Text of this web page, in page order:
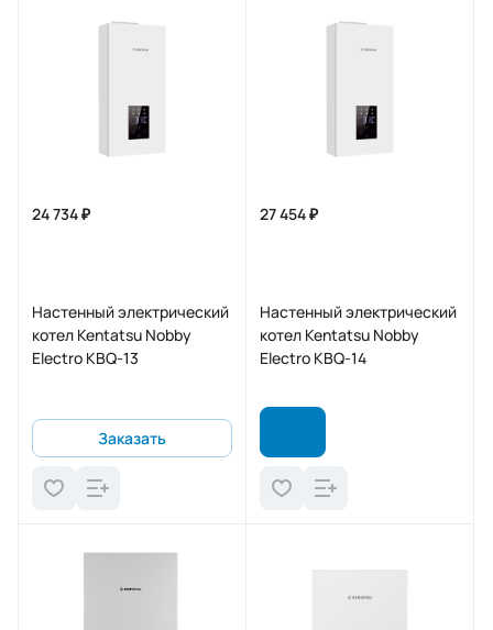
24 734 ₽
Настенный электрический
котел Kentatsu Nobby
Electro KBQ-13
Заказать
27 454 ₽
Настенный электрический
котел Kentatsu Nobby
Electro KBQ-14